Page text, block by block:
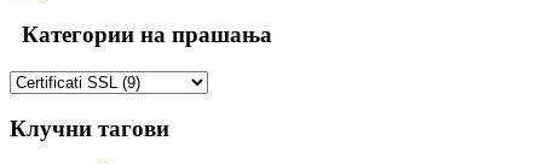
Категории на прашања
Клучни тагови